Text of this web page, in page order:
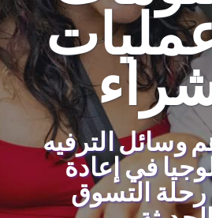
وسائل الترفيه
في إعادة
التسوق